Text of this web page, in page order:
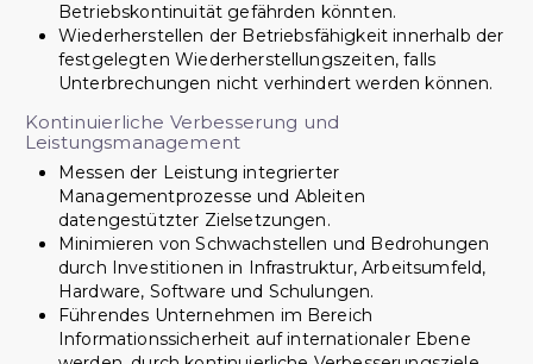
Betriebskontinuität gefährden könnten.
Wiederherstellen der Betriebsfähigkeit innerhalb der
festgelegten Wiederherstellungszeiten, falls
Unterbrechungen nicht verhindert werden können.
Kontinuierliche Verbesserung und
Leistungsmanagement
Messen der Leistung integrierter
Managementprozesse und Ableiten
datengestützter Zielsetzungen.
Minimieren von Schwachstellen und Bedrohungen
durch Investitionen in Infrastruktur, Arbeitsumfeld,
Hardware, Software und Schulungen.
Führendes Unternehmen im Bereich
Informationssicherheit auf internationaler Ebene